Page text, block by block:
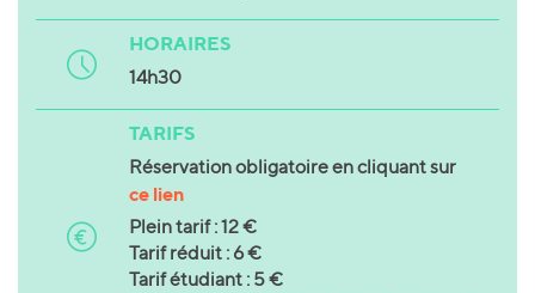
HORAIRES
14h30
TARIFS
Réservation obligatoire en cliquant sur
ce lien
Plein tarif : 12 €
Tarif réduit : 6 €
Tarif étudiant : 5 €